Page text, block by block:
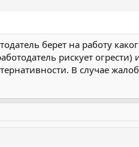
берет на работу
рискует
В случае